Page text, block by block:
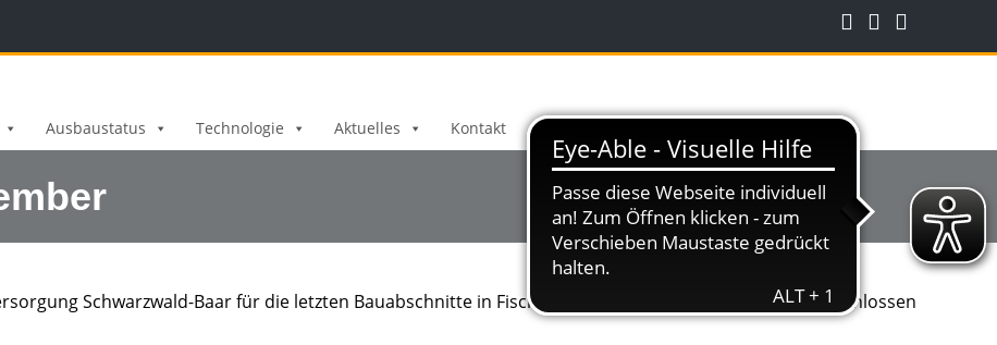
Ausbaustatus Technologie Aktuelles Kontakt
Schwarzwald-Baar für die letzten Bauabschnitte in Fischbach und Schabenhausen sind abgeschlossen